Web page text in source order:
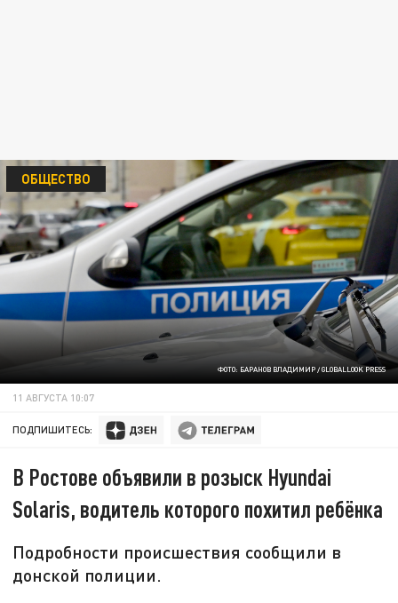
ФОТО: БАРАНОВ ВЛАДИМИР / GLOBALLOOK PRESS
ОБЩЕСТВО
11 АВГУСТА 10:07
ПОДПИШИТЕСЬ:
В Ростове объявили в розыск Hyundai
Solaris, водитель которого похитил ребёнка
Подробности происшествия сообщили в
донской полиции.